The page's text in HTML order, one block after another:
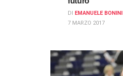
DI EMANUELE BONINI
7 MARZO 2017